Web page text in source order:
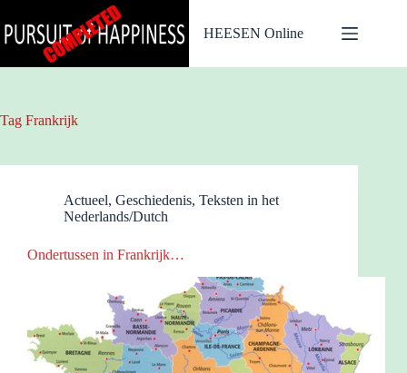
naar
de
HEESEN Online
Tag Frankrijk
Actueel, Geschiedenis, Teksten in het
Nederlands/Dutch
Ondertussen in Frankrijk…